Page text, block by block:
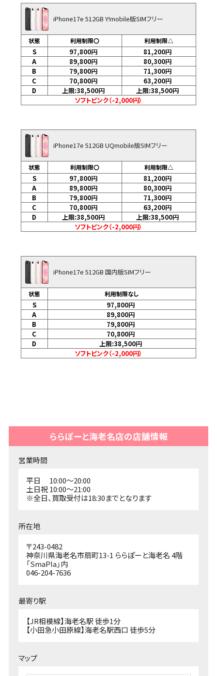
iPhone17e 512GB Y!mobile版SIMフリー
状態 利用制限〇 利用制限△
S 97,800円 81,200円
A
89,800円 80,300円
B
79,800円 71,300円
C
70,800円 63,200円
D
上限:38,500円 上限:38,500円
ソフトピンク（-2,000円）
iPhone17e 512GB UQmobile版SIMフリー
状態 利用制限〇 利用制限△
S 97,800円 81,200円
A
89,800円 80,300円
B
79,800円 71,300円
C
70,800円 63,200円
D
上限:38,500円 上限:38,500円
ソフトピンク（-2,000円）
iPhone17e 512GB 国内版SIMフリー
状態 利用制限なし
S 97,800円
A
89,800円
B
79,800円
C
70,800円
D
上限:38,500円
ソフトピンク（-2,000円）
ららぽーと海老名店の店舗情報
営業時間
平日 10:00～20:00
土日祝 10:00～21:00
※全日、買取受付は18:30までとなります
所在地
〒243-0482
神奈川県海老名市扇町13-1 ららぽーと海老名 4階
「SmaPla」内
046-204-7636
最寄り駅
【JR相模線】海老名駅 徒歩1分
【小田急小田原線】海老名駅西口 徒歩5分
マップ